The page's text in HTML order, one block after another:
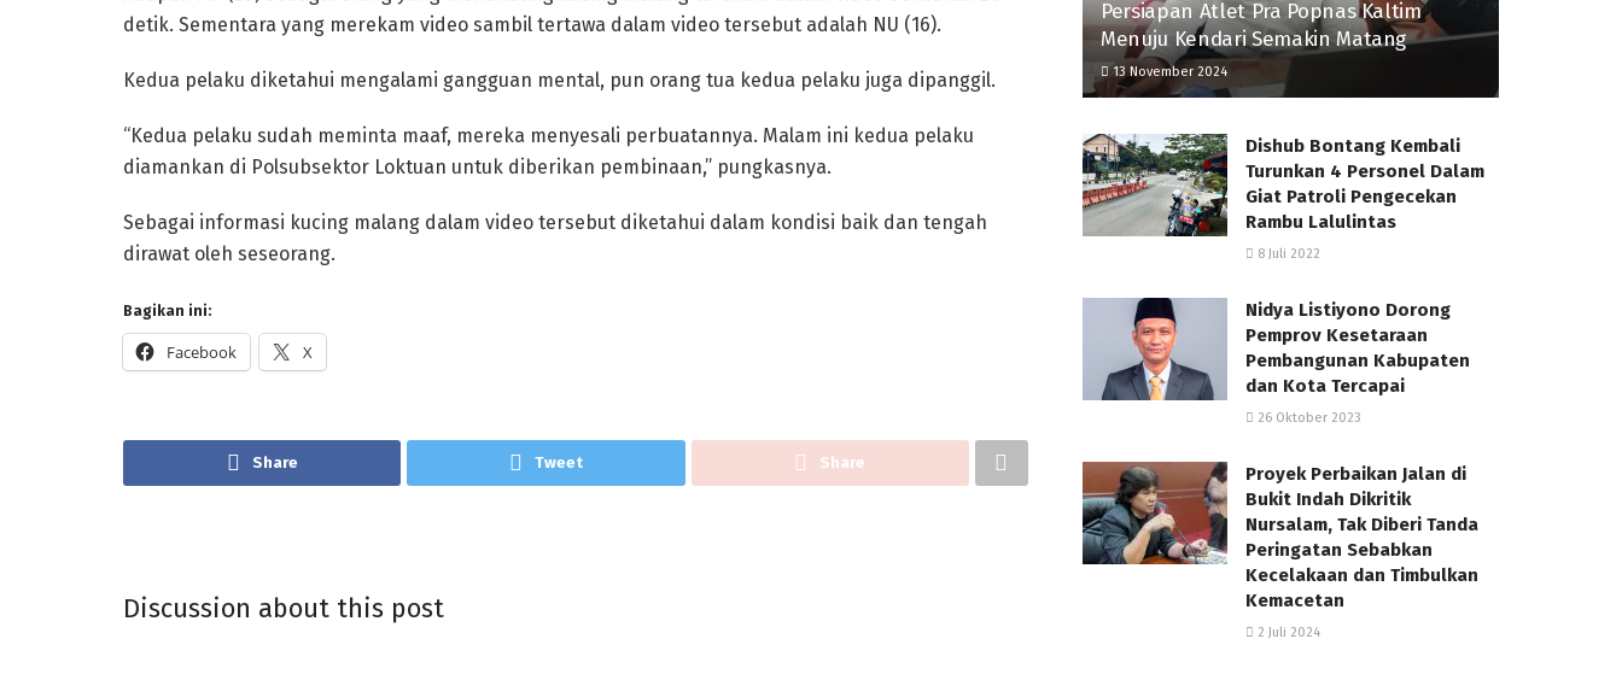
detik. Sementara yang merekam video sambil tertawa dalam video tersebut adalah NU (16).
Kedua pelaku diketahui mengalami gangguan mental, pun orang tua kedua pelaku juga dipanggil.
“Kedua pelaku sudah meminta maaf, mereka menyesali perbuatannya. Malam ini kedua pelaku
diamankan di Polsubsektor Loktuan untuk diberikan pembinaan,” pungkasnya.
Sebagai informasi kucing malang dalam video tersebut diketahui dalam kondisi baik dan tengah
dirawat oleh seseorang.
Bagikan ini:
Facebook X
Share Tweet Share
Discussion about this post
Persiapan Atlet Pra Popnas Kaltim
Menuju Kendari Semakin Matang
13 November 2024
Dishub Bontang Kembali
Turunkan 4 Personel Dalam
Giat Patroli Pengecekan
Rambu Lalulintas
8 Juli 2022
Nidya Listiyono Dorong
Pemprov Kesetaraan
Pembangunan Kabupaten
dan Kota Tercapai
26 Oktober 2023
Proyek Perbaikan Jalan di
Bukit Indah Dikritik
Nursalam, Tak Diberi Tanda
Peringatan Sebabkan
Kecelakaan dan Timbulkan
Kemacetan
2 Juli 2024